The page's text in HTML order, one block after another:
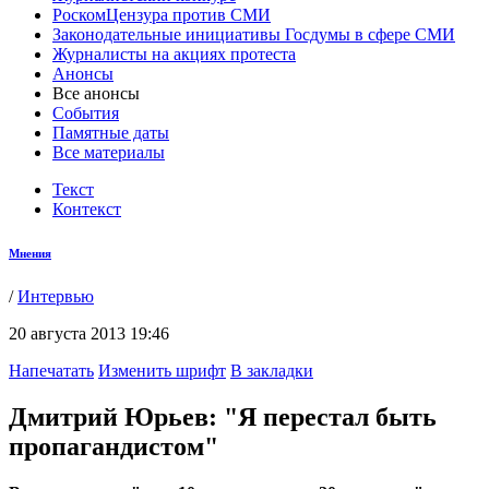
РоскомЦензура против СМИ
Законодательные инициативы Госдумы в сфере СМИ
Журналисты на акциях протеста
Анонсы
Все анонсы
События
Памятные даты
Все материалы
Текст
Контекст
Мнения
/Интервью
20 августа 2013 19:46
Напечатать Изменить шрифт В закладки
Дмитрий Юрьев: "Я перестал быть
пропагандистом"